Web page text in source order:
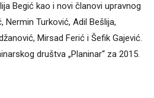
Begić kao i novi članovi upravnog
Nermin Turković, Adil Bešlija,
Mirsad Ferić i Šefik Gajević.
društva „Planinar“ za 2015.